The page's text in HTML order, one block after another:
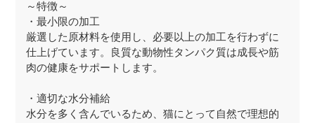
～特徴～
・最小限の加工
厳選した原材料を使用し、必要以上の加工を行わずに
仕上げています。良質な動物性タンパク質は成長や筋
肉の健康をサポートします。
・適切な水分補給
水分を多く含んでいるため、猫にとって自然で理想的